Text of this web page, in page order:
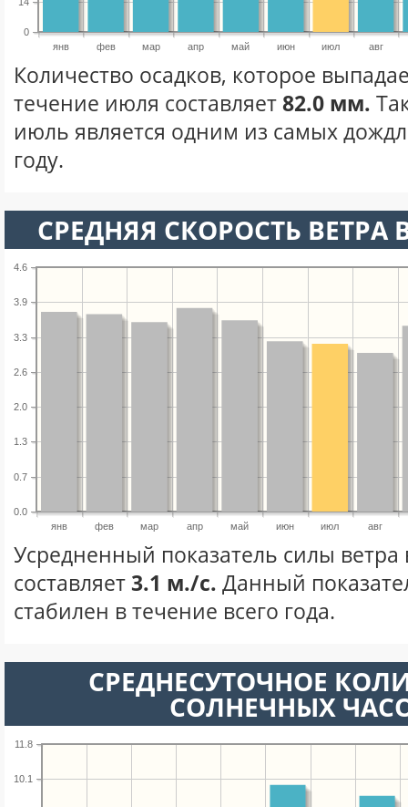
янв фев мар апр май июн июл авг
0
Количество осадков, которое
течение июля составляет82.0 мм.
июль является одним из самых
году.
СРЕДНЯЯ СКОРОСТЬ
янв фев мар апр май июн июл авг
0.0
0.7
1.3
2.0
2.6
3.3
3.9
4.6
Усредненный показатель силы
составляет3.1 м./с. Данный
стабилен в течение всего года.
СРЕДНЕСУТОЧНОЕ
СОЛНЕЧНЫХ
10.1
11.8